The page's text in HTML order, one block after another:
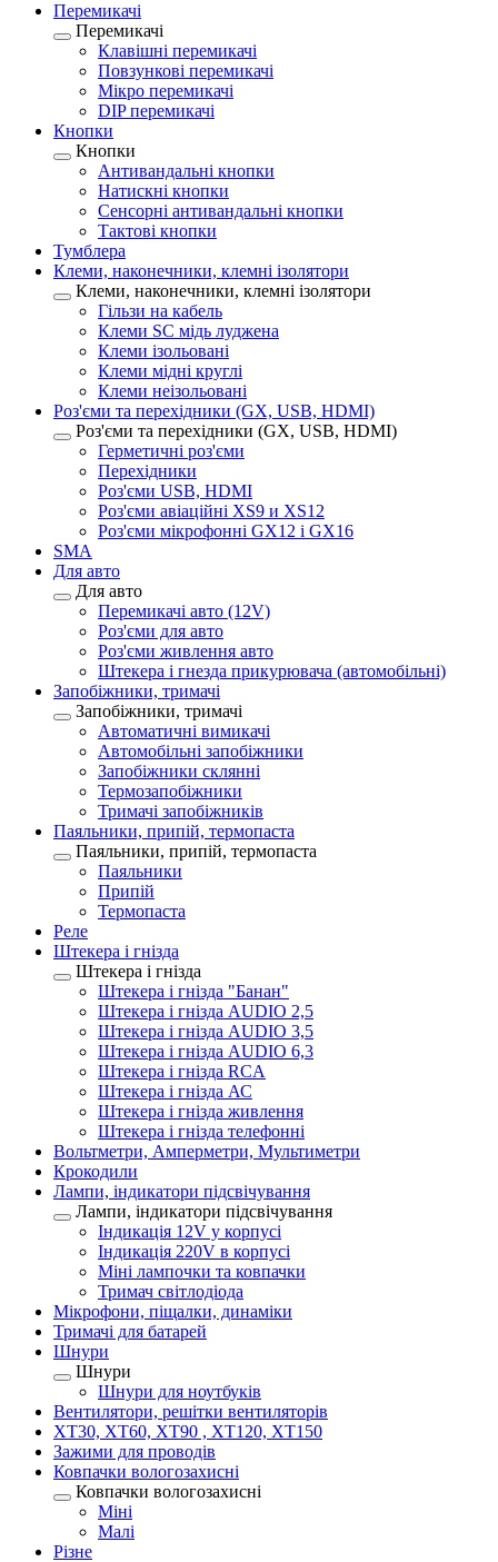
Перемикачі
Перемикачі
Клавішні перемикачі
Повзункові перемикачі
Мікро перемикачі
DIP перемикачі
Кнопки
Кнопки
Антивандальні кнопки
Натискні кнопки
Сенсорні антивандальні кнопки
Тактові кнопки
Тумблера
Клеми, наконечники, клемні ізолятори
Клеми, наконечники, клемні ізолятори
Гільзи на кабель
Клеми SC мідь луджена
Клеми ізольовані
Клеми мідні круглі
Клеми неізольовані
Роз'єми та перехідники (GX, USB, HDMI)
Роз'єми та перехідники (GX, USB, HDMI)
Герметичні роз'єми
Перехідники
Роз'єми USB, HDMI
Роз'єми авіаційні XS9 и XS12
Роз'єми мікрофонні GX12 і GX16
SMA
Для авто
Для авто
Перемикачі авто (12V)
Роз'єми для авто
Роз'єми живлення авто
Штекера і гнезда прикурювача (автомобільні)
Запобіжники, тримачі
Запобіжники, тримачі
Автоматичні вимикачі
Автомобільні запобіжники
Запобіжники склянні
Термозапобіжники
Тримачі запобіжників
Паяльники, припій, термопаста
Паяльники, припій, термопаста
Паяльники
Припій
Термопаста
Реле
Штекера і гнізда
Штекера і гнізда
Штекера і гнізда "Банан"
Штекера і гнізда AUDIO 2,5
Штекера і гнізда AUDIO 3,5
Штекера і гнізда AUDIO 6,3
Штекера і гнізда RCA
Штекера і гнізда АС
Штекера і гнізда живлення
Штекера і гнізда телефонні
Вольтметри, Амперметри, Мультиметри
Крокодили
Лампи, індикатори підсвічування
Лампи, індикатори підсвічування
Індикація 12V у корпусі
Індикація 220V в корпусі
Міні лампочки та ковпачки
Тримач світлодіода
Мікрофони, піщалки, динаміки
Тримачі для батарей
Шнури
Шнури
Шнури для ноутбуків
Вентилятори, решітки вентиляторів
XT30, XT60, XT90 , XT120, XT150
Зажими для проводів
Ковпачки вологозахисні
Ковпачки вологозахисні
Міні
Малі
Різне